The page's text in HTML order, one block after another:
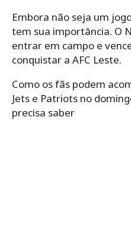
Embora não seja um
tem sua importância. O
entrar em campo e
conquistar a AFC Leste.
Como os fãs podem
Jets e Patriots no
precisa saber